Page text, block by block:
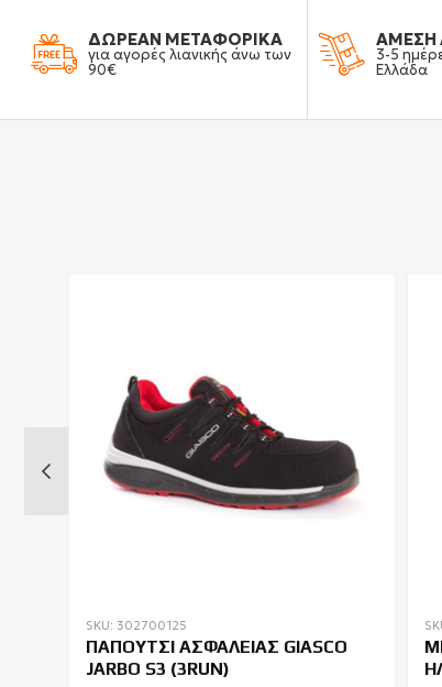
ΔΩΡΕΑΝ ΜΕΤΑΦΟΡΙΚΑ
για αγορές λιανικής άνω των
90€
ΑΜΕΣΗ
3-5
Ελλάδα
SKU: 302700125
ΠΑΠΟΥΤΣΙ ΑΣΦΑΛΕΙΑΣ GIASCO
JARBO S3 (3RUN)